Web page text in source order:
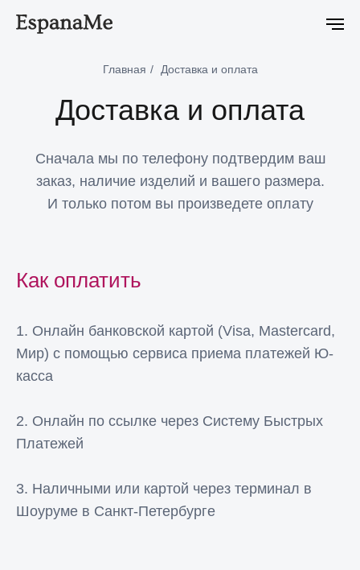
-5% на первый онлайн заказ -5% на первый онлайн заказ
Главная / Доставка и оплата
Доставка и оплата
Сначала мы по телефону подтвердим ваш
заказ, наличие изделий и вашего размера.
И только потом вы произведете оплату
Как оплатить
1. Онлайн банковской картой (Visa, Mastercard,
Мир) с помощью сервиса приема платежей Ю-
касса
2. Онлайн по ссылке через Систему Быстрых
Платежей
3. Наличными или картой через терминал в
Шоуруме в Санкт-Петербурге